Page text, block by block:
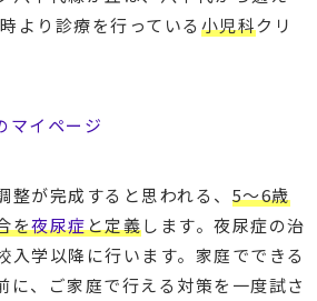
より診療を行っている 小児科クリ
マイページ
が完成すると思われる、 5〜6歳
を夜尿症と定義します。夜尿症の治
入学以降に行います。家庭でできる
に、ご家庭で行える対策を一度試さ